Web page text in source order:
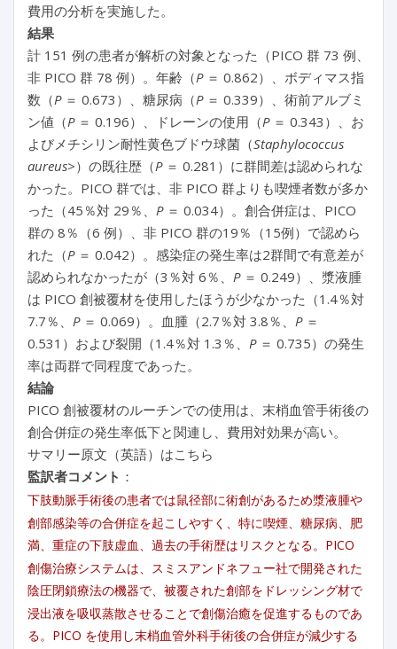
費用の分析を実施した。
結果
計 151 例の患者が解析の対象となった（PICO 群 73 例、
非 PICO 群 78 例）。年齢（P＝ 0.862）、ボディマス指
数（P＝ 0.673）、糖尿病（P＝ 0.339）、術前アルブミ
ン値（P＝ 0.196）、ドレーンの使用（P＝ 0.343）、お
よびメチシリン耐性黄色ブドウ球菌（Staphylococcus
aureus>）の既往歴（P＝ 0.281）に群間差は認められな
かった。PICO 群では、非 PICO 群よりも喫煙者数が多か
った（45％対 29％、 P＝ 0.034）。創合併症は、PICO
群の 8％（6 例）、非 PICO 群の19％（15例）で認めら
れた（P＝ 0.042）。感染症の発生率は2群間で有意差が
認められなかったが（3％対 6％、 P＝ 0.249）、漿液腫
は PICO 創被覆材を使用したほうが少なかった（1.4％対
7.7％、 P＝ 0.069）。血腫（2.7％対 3.8％、 P＝
0.531）および裂開（1.4％対 1.3％、 P＝ 0.735）の発生
率は両群で同程度であった。
結論
PICO 創被覆材のルーチンでの使用は、末梢血管手術後の
創合併症の発生率低下と関連し、費用対効果が高い。
サマリー原文（英語）はこちら
監訳者コメント ：
下肢動脈手術後の患者では鼠径部に術創があるため漿液腫や
創部感染等の合併症を起こしやすく、特に喫煙、糖尿病、肥
満、重症の下肢虚血、過去の手術歴はリスクとなる。PICO
創傷治療システムは、スミスアンドネフュー社で開発された
陰圧閉鎖療法の機器で、被覆された創部をドレッシング材で
浸出液を吸収蒸散させることで創傷治癒を促進するものであ
る。PICO を使用し末梢血管外科手術後の合併症が減少する